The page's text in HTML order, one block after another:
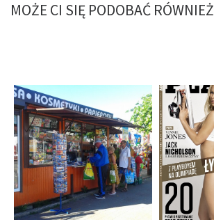
MOŻE CI SIĘ PODOBAĆ RÓWNIEŻ